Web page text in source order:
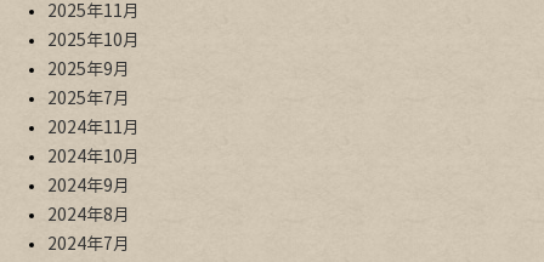
2025年11月
2025年10月
2025年9月
2025年7月
2024年11月
2024年10月
2024年9月
2024年8月
2024年7月